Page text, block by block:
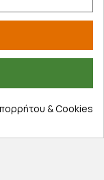
& Cookies